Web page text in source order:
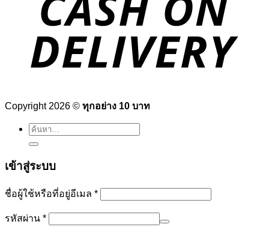
Copyright 2026 © ทุกอย่าง 10 บาท
ค้นหา:
เข้าสู่ระบบ
ชื่อผู้ใช้หรือที่อยู่อีเมล *ต้องการ
รหัสผ่าน *ต้องการ